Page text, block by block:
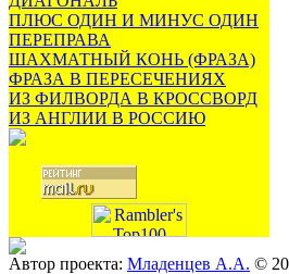
ПЛЮС ОДИН И МИНУС ОДИН
ПЕРЕПРАВА
ШАХМАТНЫЙ КОНЬ (ФРАЗА)
ФРАЗА В ПЕРЕСЕЧЕНИЯХ
ИЗ ФИЛВОРДА В КРОССВОРД
ИЗ АНГЛИИ В РОССИЮ
Автор проекта: Младенцев А.А. ©